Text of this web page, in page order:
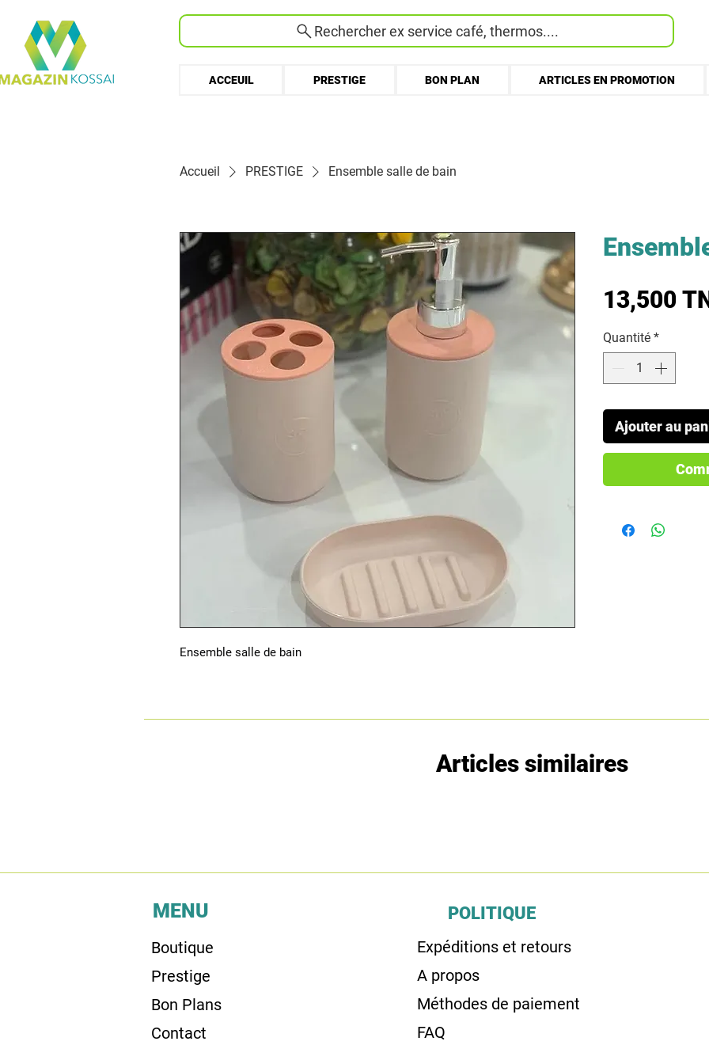
Rechercher ex service café, thermos....
ACCEUIL PRESTIGE BON PLAN ARTICLES EN PROMOTION
Accueil PRESTIGE Ensemble salle de bain
Ensemble salle de bain
13,500
Quantité *
Ajouter au
Articles similaires
MENU
Boutique
Prestige
Bon Plans
Contact
POLITIQUE
Expéditions et retours
A propos
Méthodes de paiement
FAQ